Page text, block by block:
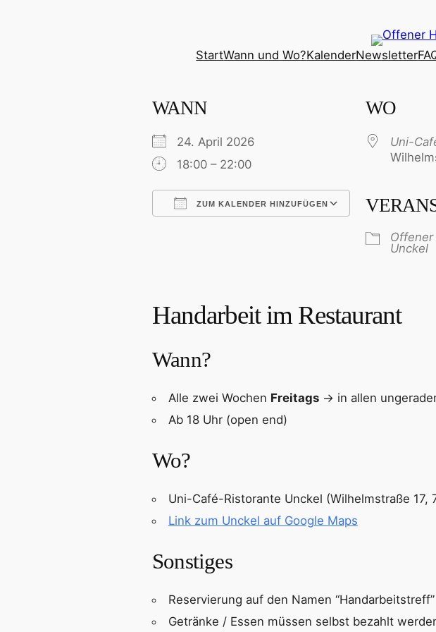
StartWann und Wo?KalenderNewsletter
WANN
24. April 2026
18:00 – 22:00
ZUM KALENDER HINZUFÜGEN
Outlook Live
WO
Uni-
Unckel
Handarbeit im Restaurant
Wann?
Alle zwei Wochen Freitags→ in allen
Ab 18 Uhr (open end)
Wo?
Uni-Café-Ristorante Unckel (Wilhelmstraße 17,
Link zum Unckel auf Google Maps
Sonstiges
Reservierung auf den Namen “Handarbeitstreff”
Getränke / Essen müssen selbst bezahlt